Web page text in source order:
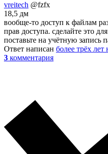
vreitech @fzfx
18,5 дм
вообще-то доступ к файлам
прав доступа. сделайте это
поставьте на учётную запись
Ответ написан более трёх лет
3 комментария